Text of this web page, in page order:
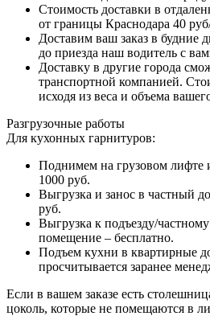
Стоимость доставки в
от границы Краснодара 40
Доставим ваш заказ в будние
до приезда наш водитель с
Доставку в другие города
транспортной компанией.
исходя из веса и объема
Разгрузочные работы
Для кухонных гарнитуров:
Поднимем на грузовом лифте
1000 руб.
Выгрузка и занос в частный
руб.
Выгрузка к подъезду/
помещение – бесплатно.
Подъем кухни в квартирные
просчитывается заранее
Если в вашем заказе есть
цоколь, которые не помещаются в